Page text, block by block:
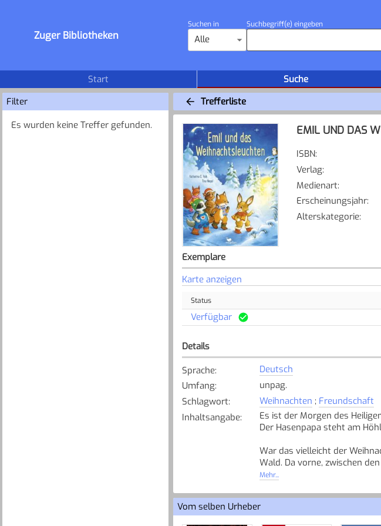
Zuger Bibliotheken
Suchen in
Alle
Suchbegriff(e) eingeben
Start Suche
Filter
Es wurden keine Treffer gefunden.
Trefferliste
EMIL UND DAS
ISBN:
Verlag:
Medienart:
Erscheinungsjahr:
Alterskategorie:
Exemplare
Karte anzeigen
Status
Verfügbar
Details
Sprache:
Deutsch
Umfang:
unpag.
Schlagwort: Weihnachten ; Freundschaft
Inhaltsangabe:
Es ist der Morgen des
Der Hasenpapa steht am
War das vielleicht der
Wald. Da vorne, zwischen
präsentiert. Aber auch
vorne, am Feldrand leuchtet
Mehr...
Vom selben Urheber